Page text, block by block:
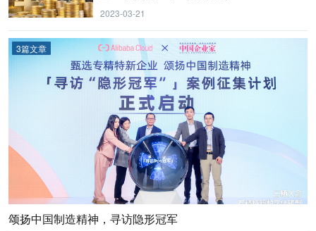
2023-03-21
3篇文章
颂扬中国制造精神，寻访隐形冠军